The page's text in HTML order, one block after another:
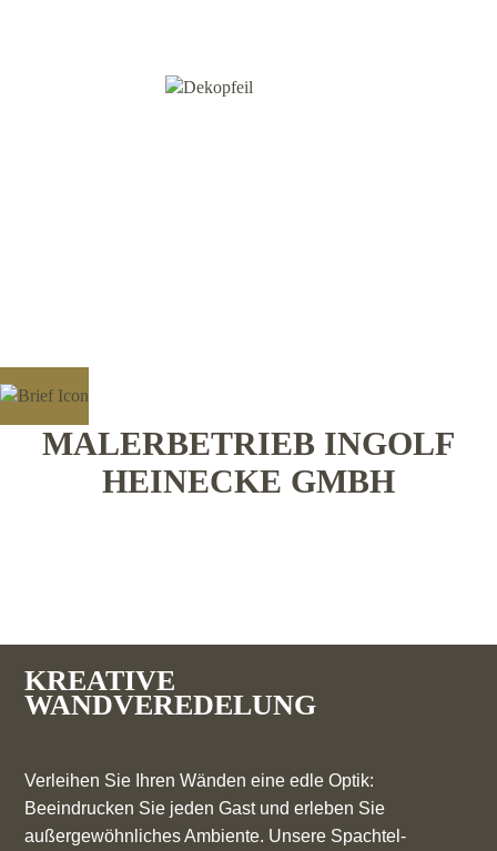
MALERBETRIEB INGOLF
HEINECKE GMBH
KREATIVE
WANDVEREDELUNG
Verleihen Sie Ihren Wänden eine edle Optik:
Beeindrucken Sie jeden Gast und erleben Sie
außergewöhnliches Ambiente. Unsere Spachtel-